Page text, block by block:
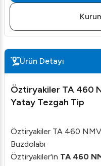
Ürün Detayı
Öztiryakiler TA 460
Yatay Tezgah Tip
Öztiryakiler TA 460 NMV
Buzdolabı
Öztiryakiler'in TA 460